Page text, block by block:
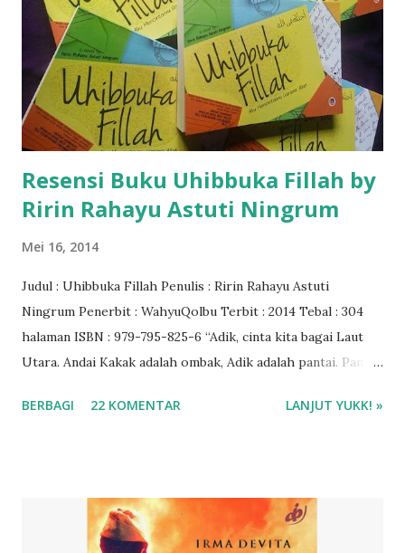
Resensi Buku Uhibbuka Fillah by
Ririn Rahayu Astuti Ningrum
Mei 16, 2014
Judul : Uhibbuka Fillah Penulis : Ririn Rahayu Astuti
Ningrum Penerbit : WahyuQolbu Terbit : 2014 Tebal : 304
halaman ISBN : 979-795-825-6 “Adik, cinta kita bagai Laut
Utara. Andai Kakak adalah ombak, Adik adalah pantai. Pantai
Jika Kakak adalah hujan, maka Adik adalah pelangi. Pelangi
BERBAGI 22 KOMENTAR LANJUT YUKK! »